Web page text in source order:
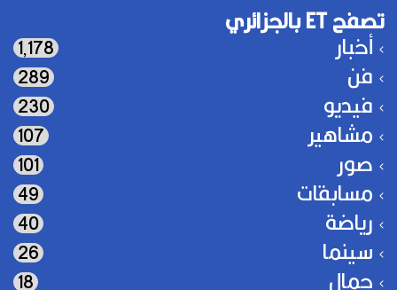
تصفح ET بالجزائري
أخبار 1٬178
فن 289
فيديو 230
مشاهير 107
صور 101
مسابقات 49
رياضة 40
سينما 26
جمال 18